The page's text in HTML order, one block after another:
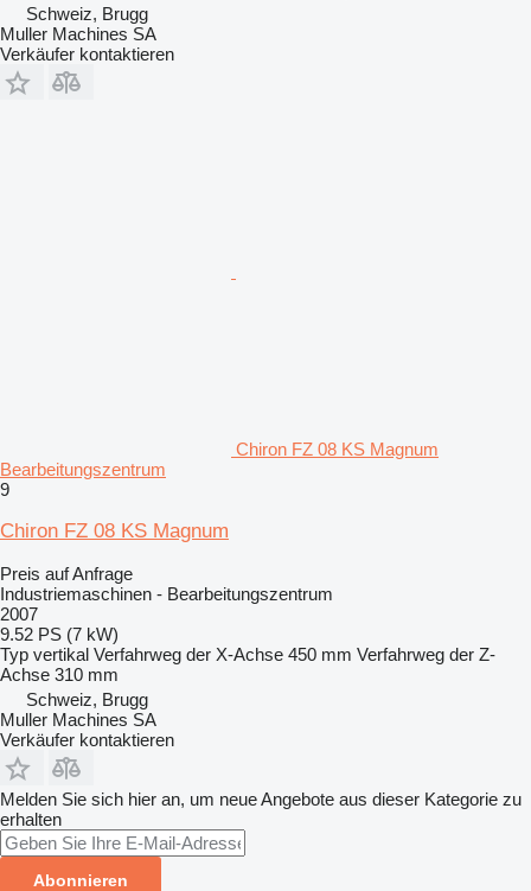
Schweiz, Brugg
Muller Machines SA
Verkäufer kontaktieren
Chiron FZ 08 KS Magnum
Bearbeitungszentrum
9
Chiron FZ 08 KS Magnum
Preis auf Anfrage
Industriemaschinen - Bearbeitungszentrum
2007
9.52 PS (7 kW)
Typ vertikal Verfahrweg der X-Achse 450 mm Verfahrweg der Z-
Achse 310 mm
Schweiz, Brugg
Muller Machines SA
Verkäufer kontaktieren
Melden Sie sich hier an, um neue Angebote aus dieser Kategorie zu
erhalten
Abonnieren